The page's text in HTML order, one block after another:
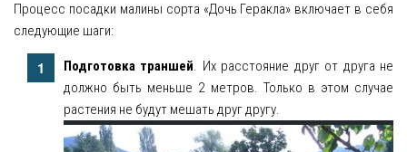
Процесс посадки малины сорта «Дочь Геракла» включает в себя
следующие шаги:
Подготовка траншей. Их расстояние друг от друга не
должно быть меньше 2 метров. Только в этом случае
растения не будут мешать друг другу.